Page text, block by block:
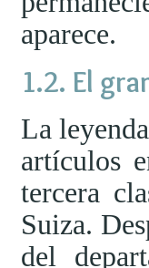
aparece.
El
La
artículos
tercera
Suiza.
del